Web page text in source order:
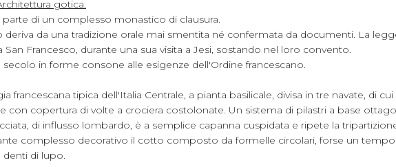
gotica.
di un complesso monastico di clausura.
deriva da una tradizione orale mai smentita né confermata da documenti. La
Francesco, durante una sua visita a Jesi, sostando nel loro convento.
in forme consone alle esigenze dell'Ordine francescano.
francescana tipica dell'Italia Centrale, a pianta basilicale, divisa in tre navate, di
con copertura di volte a crociera costolonate. Un sistema di pilastri a base
di influsso lombardo, è a semplice capanna cuspidata e ripete la
complesso decorativo il cotto composto da formelle circolari, forse un tempo
denti di lupo.